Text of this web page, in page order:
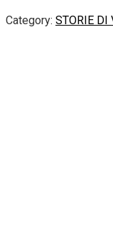
Category: STORIE DI